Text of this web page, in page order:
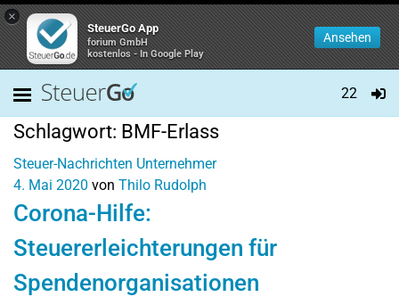
×
SteuerGo App
forium GmbH
kostenlos - In Google Play
Ansehen
22
Schlagwort: BMF-Erlass
Steuer-Nachrichten Unternehmer
4. Mai 2020 von Thilo Rudolph
Corona-Hilfe:
Steuererleichterungen für
Spendenorganisationen